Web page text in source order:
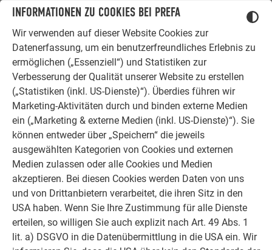
INFORMATIONEN ZU COOKIES BEI PREFA
Wir verwenden auf dieser Website Cookies zur
Datenerfassung, um ein benutzerfreundliches Erlebnis zu
ermöglichen („Essenziell“) und Statistiken zur
Verbesserung der Qualität unserer Website zu erstellen
(„Statistiken (inkl. US-Dienste)“). Überdies führen wir
Marketing-Aktivitäten durch und binden externe Medien
ein („Marketing & externe Medien (inkl. US-Dienste)“). Sie
können entweder über „Speichern“ die jeweils
ausgewählten Kategorien von Cookies und externen
Medien zulassen oder alle Cookies und Medien
akzeptieren. Bei diesen Cookies werden Daten von uns
und von Drittanbietern verarbeitet, die ihren Sitz in den
USA haben. Wenn Sie Ihre Zustimmung für alle Dienste
erteilen, so willigen Sie auch explizit nach Art. 49 Abs. 1
lit. a) DSGVO in die Datenübermittlung in die USA ein. Wir
DAS ERWARTET DICH
PREFA IN WASUNGEN
WACHSENDER PRODUKTIONSSTANDORT
moderne Technik und Investitionen in die Zukunft